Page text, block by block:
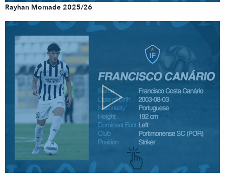
Rayhan Momade 2025/26